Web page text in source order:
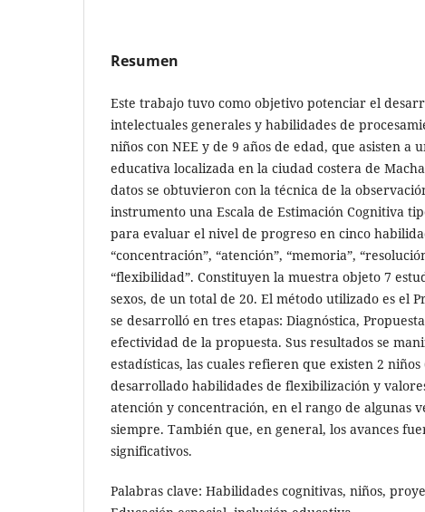
Resumen
Este trabajo tuvo como objetivo potenciar el
intelectuales generales y habilidades de
niños con NEE y de 9 años de edad, que asisten a
educativa localizada en la ciudad costera de
datos se obtuvieron con la técnica de la
instrumento una Escala de Estimación Cognitiva
para evaluar el nivel de progreso en cinco
“concentración”, “atención”, “memoria”,
“flexibilidad”. Constituyen la muestra objeto 7
sexos, de un total de 20. El método utilizado es el
se desarrolló en tres etapas: Diagnóstica,
efectividad de la propuesta. Sus resultados se
estadísticas, las cuales refieren que existen 2
desarrollado habilidades de flexibilización y
atención y concentración, en el rango de algunas
siempre. También que, en general, los avances
significativos.
Palabras clave: Habilidades cognitivas, niños,